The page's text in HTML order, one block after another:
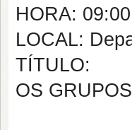
HORA: 09:00
LOCAL:
TÍTULO:
OS